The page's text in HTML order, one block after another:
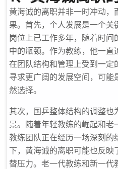
黄海诚的离职并非一时冲动，
果。首先，个人发展是一个关
岗位上已工作多年，随着时
中的瓶颈。作为教练，他一直
在团队结构和管理上受到一定
寻求更广阔的发展空间，可能
然选择。
其次，国乒整体结构的调整也
景。随着年轻教练的崛起和老
教练团队正在经历一场深刻的
下，黄海诚的离职可能也反映
替压力。老一代教练和新一代